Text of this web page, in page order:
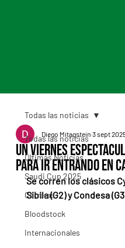
Todas las noticias
Últimas Noticias
Saudi Cup 2025
Carreras
Bloodstock
Internacionales
Todas las noticias
Un viernes
para ir entrando en
Diego Mitagstein 3 sept
Se corren los clásicos
Sibila (G2) y Condesa